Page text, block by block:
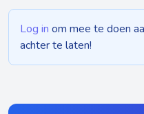
Log in om mee te doen
achter te laten!